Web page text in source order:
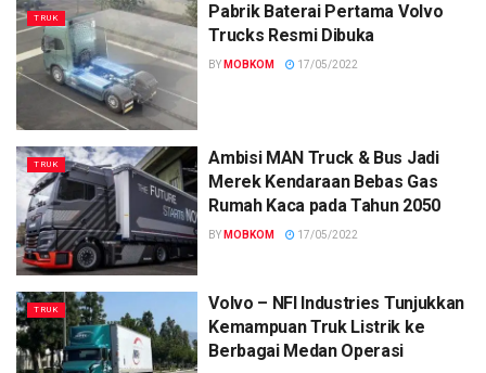
TRUK
Pabrik Baterai Pertama Volvo
Trucks Resmi Dibuka
BY MOBKOM 17/05/2022
TRUK
Ambisi MAN Truck & Bus Jadi
Merek Kendaraan Bebas Gas
Rumah Kaca pada Tahun 2050
BY MOBKOM 17/05/2022
TRUK
Volvo – NFI Industries Tunjukkan
Kemampuan Truk Listrik ke
Berbagai Medan Operasi